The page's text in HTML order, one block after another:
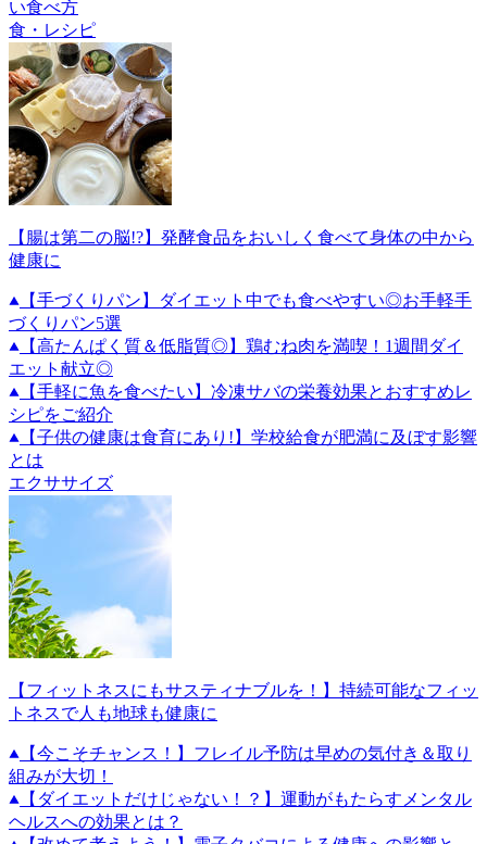
い食べ方
食・レシピ
【腸は第二の脳!?】発酵食品をおいしく食べて身体の中から
健康に
【手づくりパン】ダイエット中でも食べやすい◎お手軽手
づくりパン5選
【高たんぱく質＆低脂質◎】鶏むね肉を満喫！1週間ダイ
エット献立◎
【手軽に魚を食べたい】冷凍サバの栄養効果とおすすめレ
シピをご紹介
【子供の健康は食育にあり!】学校給食が肥満に及ぼす影響
とは
エクササイズ
【フィットネスにもサスティナブルを！】持続可能なフィッ
トネスで人も地球も健康に
【今こそチャンス！】フレイル予防は早めの気付き＆取り
組みが大切！
【ダイエットだけじゃない！？】運動がもたらすメンタル
ヘルスへの効果とは？